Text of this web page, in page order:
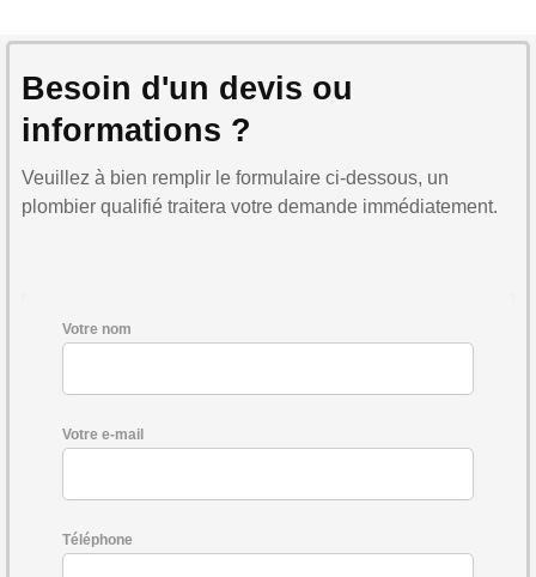
Besoin d'un devis ou
informations ?
Veuillez à bien remplir le formulaire ci-dessous, un
plombier qualifié traitera votre demande immédiatement.
Votre nom
Votre e-mail
Téléphone